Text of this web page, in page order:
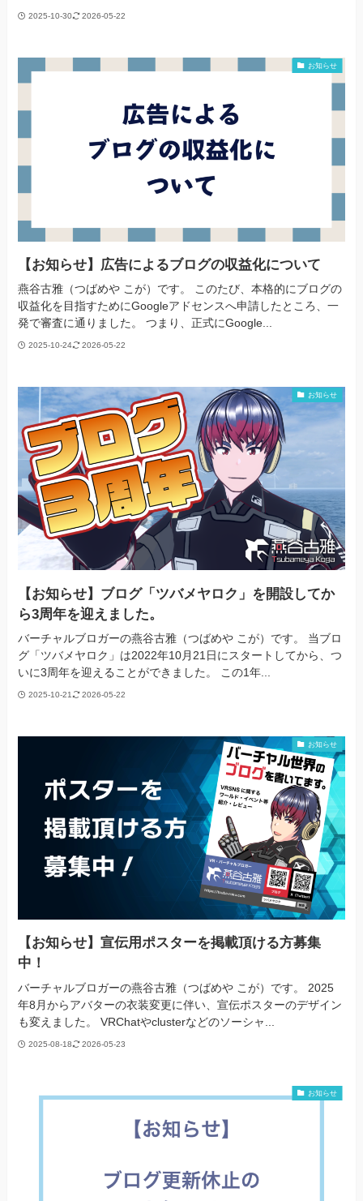
2025-10-30 2026-05-22
お知らせ
【お知らせ】広告によるブログの収益化について
燕谷古雅（つばめや こが）です。 このたび、本格的にブログの
収益化を目指すためにGoogleアドセンスへ申請したところ、一
発で審査に通りました。 つまり、正式にGoogle...
2025-10-24 2026-05-22
お知らせ
【お知らせ】ブログ「ツバメヤロク」を開設してか
ら3周年を迎えました。
バーチャルブロガーの燕谷古雅（つばめや こが）です。 当ブロ
グ「ツバメヤロク」は2022年10月21日にスタートしてから、つ
いに3周年を迎えることができました。 この1年...
2025-10-21 2026-05-22
お知らせ
【お知らせ】宣伝用ポスターを掲載頂ける方募集
中！
バーチャルブロガーの燕谷古雅（つばめや こが）です。 2025
年8月からアバターの衣装変更に伴い、宣伝ポスターのデザイン
も変えました。 VRChatやclusterなどのソーシャ...
2025-08-18 2026-05-23
お知らせ